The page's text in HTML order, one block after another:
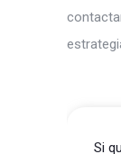
Si